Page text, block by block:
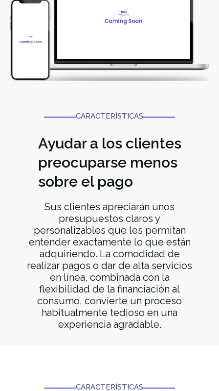
CARACTERÍSTICAS
Ayudar a los clientes
preocuparse menos
sobre el pago
Sus clientes apreciarán unos
presupuestos claros y
personalizables que les permitan
entender exactamente lo que están
adquiriendo. La comodidad de
realizar pagos o dar de alta servicios
en línea, combinada con la
flexibilidad de la financiación al
consumo, convierte un proceso
habitualmente tedioso en una
experiencia agradable.
CARACTERÍSTICAS